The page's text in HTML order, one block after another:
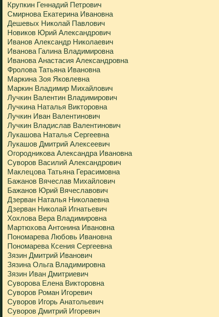
Крупкин Геннадий Петрович
Смирнова Екатерина Ивановна
Дешевых Николай Павлович
Новиков Юрий Александрович
Иванов Александр Николаевич
Иванова Галина Владимировна
Иванова Анастасия Александровна
Фролова Татьяна Ивановна
Маркина Зоя Яковлевна
Маркин Владимир Михайлович
Лучкин Валентин Владимирович
Лучкина Наталья Викторовна
Лучкин Иван Валентинович
Лучкин Владислав Валентинович
Лукашова Наталья Сергеевна
Лукашов Дмитрий Алексеевич
Огородникова Александра Ивановна
Суворов Василий Александрович
Маклецова Татьяна Герасимовна
Бажанов Вячеслав Михайлович
Бажанов Юрий Вячеславович
Дзерван Наталья Николаевна
Дзерван Николай Игнатьевич
Хохлова Вера Владимировна
Мартюхова Антонина Ивановна
Пономарева Любовь Ивановна
Пономарева Ксения Сергеевна
Зязин Дмитрий Иванович
Зязина Ольга Владимировна
Зязин Иван Дмитриевич
Суворова Елена Викторовна
Суворов Роман Игоревич
Суворов Игорь Анатольевич
Суворов Дмитрий Игоревич